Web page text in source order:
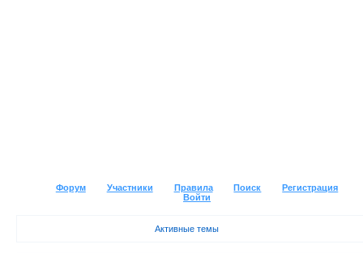
Форум Участники Правила Поиск
Регистрация
Войти
Активные темы